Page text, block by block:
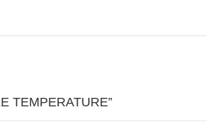
TEMPERATURE”